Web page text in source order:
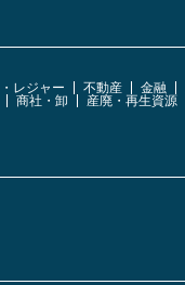
レジャー 不動産 金融
商社・卸 産廃・再生資源